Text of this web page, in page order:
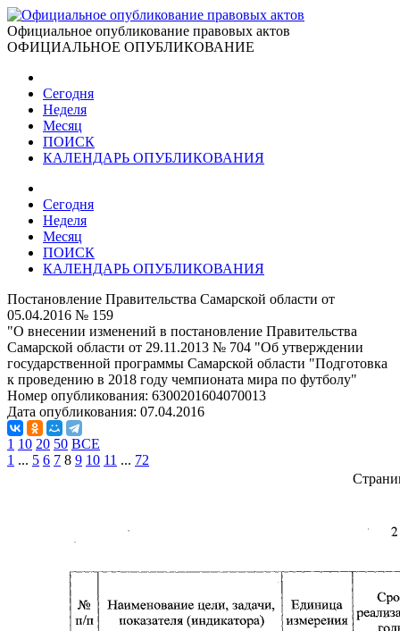
Официальное опубликование правовых актов
ОФИЦИАЛЬНОЕ ОПУБЛИКОВАНИЕ
Сегодня
Неделя
Месяц
ПОИСК
КАЛЕНДАРЬ ОПУБЛИКОВАНИЯ
Сегодня
Неделя
Месяц
ПОИСК
КАЛЕНДАРЬ ОПУБЛИКОВАНИЯ
Постановление Правительства Самарской области от
05.04.2016 № 159
"О внесении изменений в постановление Правительства
Самарской области от 29.11.2013 № 704 "Об утверждении
государственной программы Самарской области "Подготовка
к проведению в 2018 году чемпионата мира по футболу"
Номер опубликования: 6300201604070013
Дата опубликования: 07.04.2016
1 10 20 50 ВСЕ
1 ... 5 6 7 8 9 10 11 ... 72